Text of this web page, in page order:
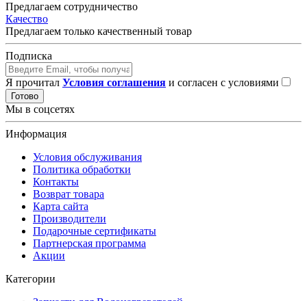
Предлагаем сотрудничество
Качество
Предлагаем только качественный товар
Подписка
Я прочитал Условия соглашения и согласен с условиями
Готово
Мы в соцсетях
Информация
Условия обслуживания
Политика обработки
Контакты
Возврат товара
Карта сайта
Производители
Подарочные сертификаты
Партнерская программа
Акции
Категории